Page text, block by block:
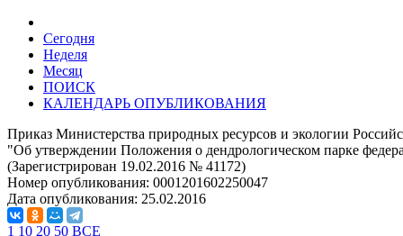
Сегодня
Неделя
Месяц
ПОИСК
КАЛЕНДАРЬ ОПУБЛИКОВАНИЯ
Приказ Министерства природных ресурсов и экологии
"Об утверждении Положения о дендрологическом парке
(Зарегистрирован 19.02.2016 № 41172)
Номер опубликования: 0001201602250047
Дата опубликования: 25.02.2016
1 10 20 50 ВСЕ